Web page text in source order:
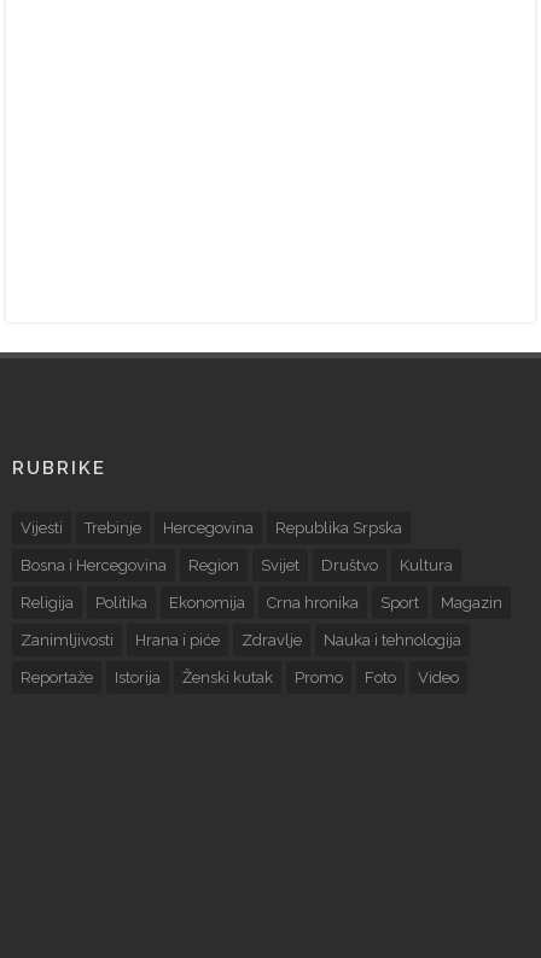
RUBRIKE
Vijesti Trebinje Hercegovina Republika Srpska
Bosna i Hercegovina Region Svijet Društvo Kultura
Religija Politika Ekonomija Crna hronika Sport Magazin
Zanimljivosti Hrana i piće Zdravlje Nauka i tehnologija
Reportaže Istorija Ženski kutak Promo Foto Video